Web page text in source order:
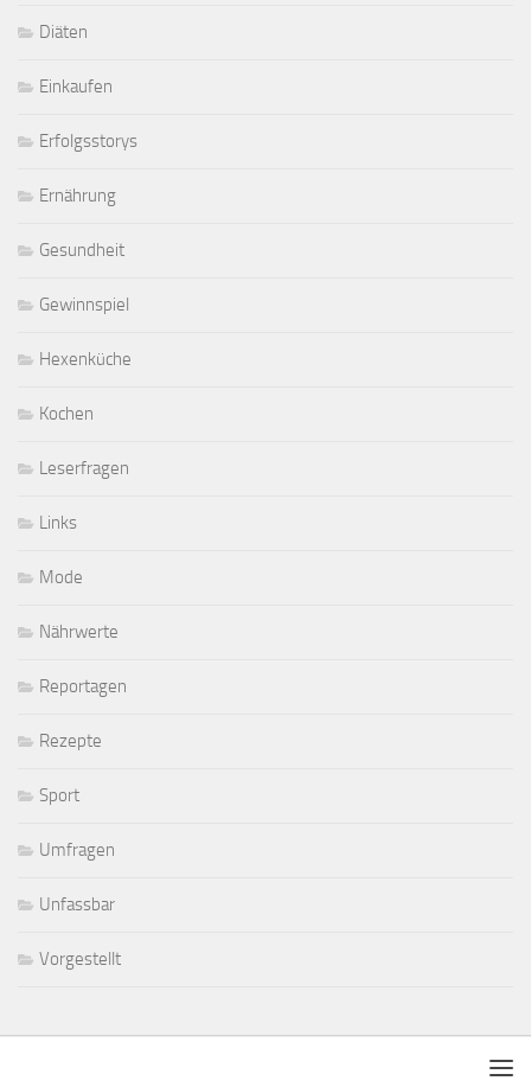
Diäten
Einkaufen
Erfolgsstorys
Ernährung
Gesundheit
Gewinnspiel
Hexenküche
Kochen
Leserfragen
Links
Mode
Nährwerte
Reportagen
Rezepte
Sport
Umfragen
Unfassbar
Vorgestellt